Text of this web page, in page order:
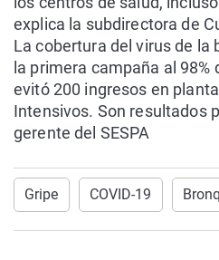
explica la subdirectora de
La cobertura del virus de la
la primera campaña al
evitó 200 ingresos en
Intensivos. Son resultados
gerente del SESPA
Gripe COVID-19